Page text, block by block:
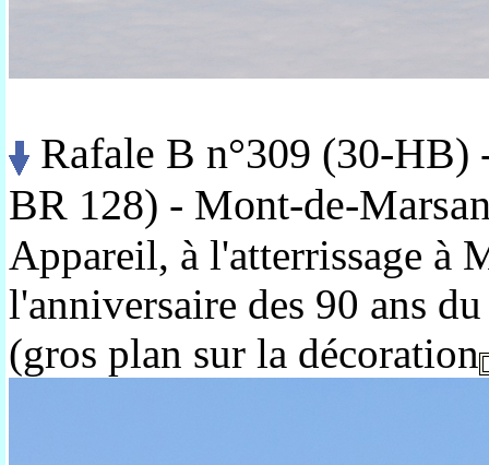
Rafale B n°309 (30-HB)
BR 128) - Mont-de-
Appareil, à l'atterrissage à
l'anniversaire des 90 ans
(gros plan sur la décoration